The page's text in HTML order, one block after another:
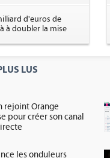
d'euros de
à doubler la mise
LUS
rejoint Orange
pour créer son canal
les onduleurs